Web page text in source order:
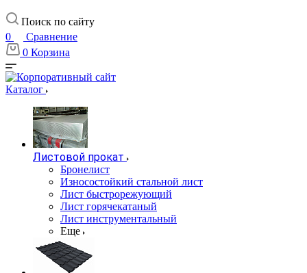
Поиск по сайту
0
Сравнение
0 Корзина
Каталог
Листовой прокат
Бронелист
Износостойкий стальной лист
Лист быстрорежующий
Лист горячекатаный
Лист инструментальный
Еще